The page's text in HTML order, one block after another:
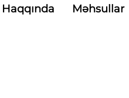
Haqqında Məhsullar